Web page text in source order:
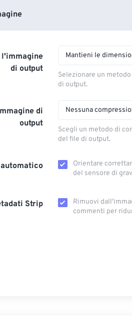
l'immagine
di output
Mantieni le
Selezionare un
di output.
di
output
Nessuna
Scegli un metodo di
del file di output.
Orientare
del sensore di
Strip
Rimuovi
commenti per